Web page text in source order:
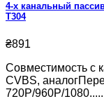
4-х канальный
T304
₴891
Совместимость с
CVBS,
720P/960P/1080.....